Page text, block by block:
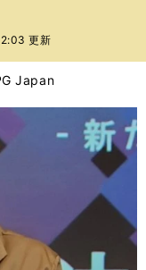
更新
Japan